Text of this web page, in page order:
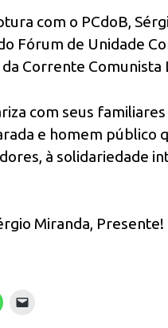
com o PCdoB,
Fórum de Unidade
Corrente
com seus
e homem público
à solidariedade
Miranda, Presente!